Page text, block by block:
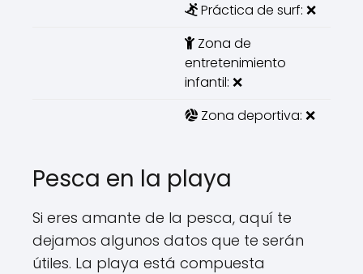
Práctica de surf: ❌
Zona de
entretenimiento
infantil: ❌
Zona deportiva: ❌
Pesca en la playa
Si eres amante de la pesca, aquí te
dejamos algunos datos que te serán
útiles. La playa está compuesta